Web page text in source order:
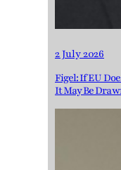
2 July 2026
Figel: If EU
It May Be